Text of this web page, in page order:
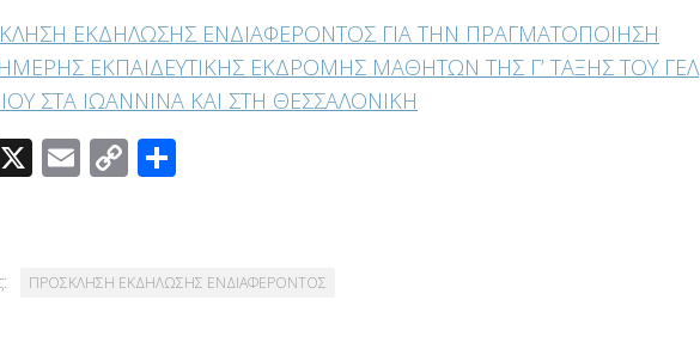
ΕΚΔΗΛΩΣΗΣ ΕΝΔΙΑΦΕΡΟΝΤΟΣ ΓΙΑ ΤΗΝ ΠΡΑΓΜΑΤΟΠΟΙΗΣΗ
ΕΚΠΑΙΔΕΥΤΙΚΗΣ ΕΚΔΡΟΜΗΣ ΜΑΘΗΤΩΝ ΤΗΣ Γ’ ΤΑΞΗΣ ΤΟΥ ΓΕΛ
ΣΤΑ ΙΩΑΝΝΙΝΑ ΚΑΙ ΣΤΗ ΘΕΣΣΑΛΟΝΙΚΗ
X Email
Copy
ΠΡΟΣΚΛΗΣΗ ΕΚΔΗΛΩΣΗΣ ΕΝΔΙΑΦΕΡΟΝΤΟΣ